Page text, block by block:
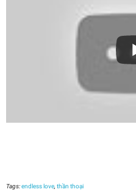
Tags:endless love, thần thoại